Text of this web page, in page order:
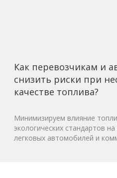
Как перевозчикам и
снизить риски при
качестве топлива?
Минимизируем влияние
экологических стандартов
легковых автомобилей и